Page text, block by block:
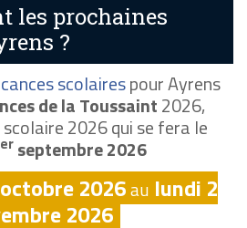
les prochaines
?
scolairespour Ayrens
de la Toussaint2026,
2026 qui se fera le
er septembre 2026
2026au lundi 2
2026